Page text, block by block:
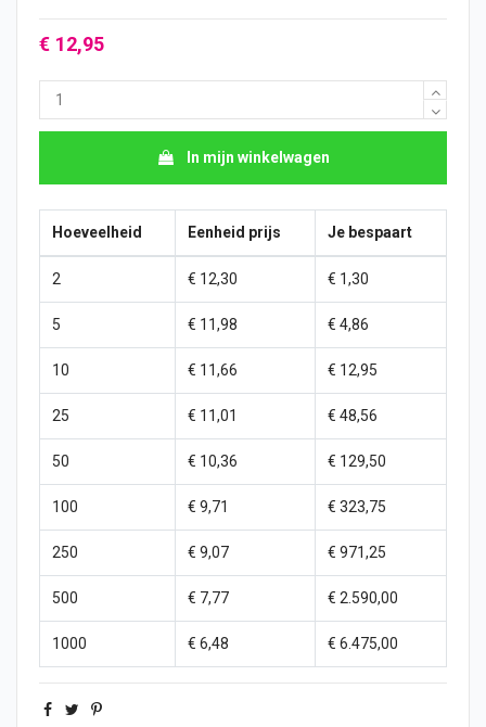
€ 12,95
In mijn winkelwagen
Hoeveelheid Eenheid prijs Je bespaart
2 € 12,30 € 1,30
5 € 11,98 € 4,86
10 € 11,66 € 12,95
25 € 11,01 € 48,56
50 € 10,36 € 129,50
100 € 9,71 € 323,75
250 € 9,07 € 971,25
500 € 7,77 € 2.590,00
1000 € 6,48 € 6.475,00